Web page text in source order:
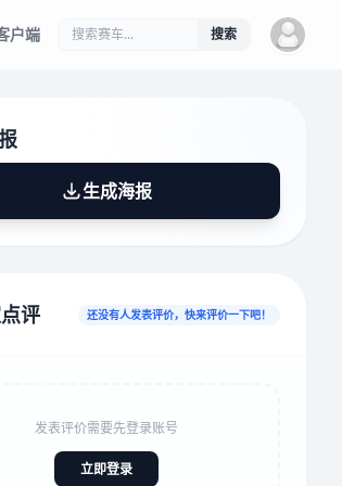
户端 搜索
生成海报
评 还没有人发表评价，快来评价一下吧！
发表评价需要先登录账号
立即登录